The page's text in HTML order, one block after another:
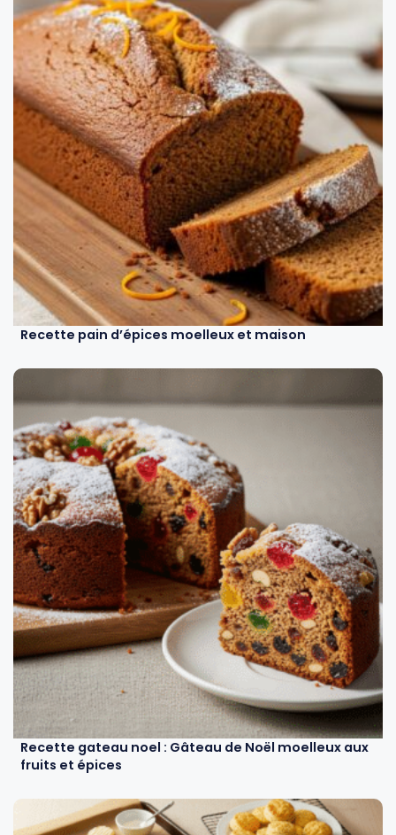
Recette pain d’épices moelleux et maison
Recette gateau noel : Gâteau de Noël moelleux aux
fruits et épices